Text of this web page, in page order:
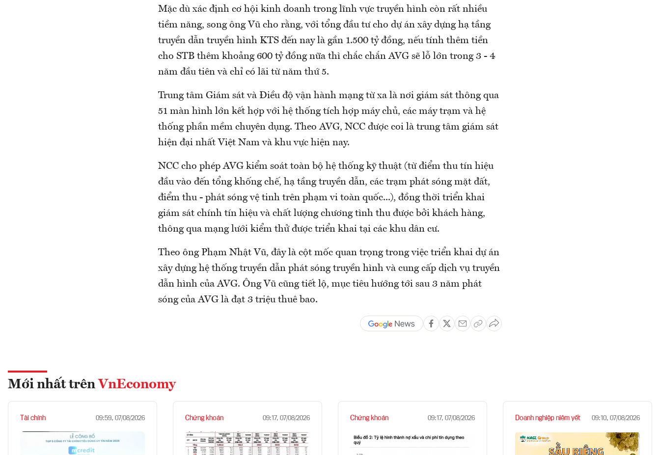
Mặc dù xác định cơ hội kinh doanh trong lĩnh vực truyền hình còn rất nhiều
tiềm năng, song ông Vũ cho rằng, với tổng đầu tư cho dự án xây dựng hạ tầng
truyền dẫn truyền hình KTS đến nay là gần 1.500 tỷ đồng, nếu tính thêm tiền
cho STB thêm khoảng 600 tỷ đồng nữa thì chắc chắn AVG sẽ lỗ lớn trong 3 - 4
năm đầu tiên và chỉ có lãi từ năm thứ 5.
Trung tâm Giám sát và Điều độ vận hành mạng từ xa là nơi giám sát thông qua
51 màn hình lớn kết hợp với hệ thống tích hợp máy chủ, các máy trạm và hệ
thống phần mềm chuyên dụng. Theo AVG, NCC được coi là trung tâm giám sát
hiện đại nhất Việt Nam và khu vực hiện nay.
NCC cho phép AVG kiểm soát toàn bộ hệ thống kỹ thuật (từ điểm thu tín hiệu
đầu vào đến tổng khống chế, hạ tầng truyền dẫn, các trạm phát sóng mặt đất,
điểm thu - phát sóng vệ tinh trên phạm vi toàn quốc...), đồng thời triển khai
giám sát chính tín hiệu và chất lượng chương tình thu được bởi khách hàng,
thông qua mạng lưới kiểm thử được triển khai tại các khu dân cư.
Theo ông Phạm Nhật Vũ, đây là cột mốc quan trọng trong việc triển khai dự án
xây dựng hệ thống truyền dẫn phát sóng truyền hình và cung cấp dịch vụ truyền
dẫn hình của AVG. Ông Vũ cũng tiết lộ, mục tiêu hướng tới sau 3 năm phát
sóng của AVG là đạt 3 triệu thuê bao.
Mới nhất trên VnEconomy
Tài chính 09:59, 07/08/2026 Chứng khoán 09:17, 07/08/2026 Chứng khoán 09:17, 07/08/2026 Doanh nghiệp niêm yết 09:10, 07/08/2026